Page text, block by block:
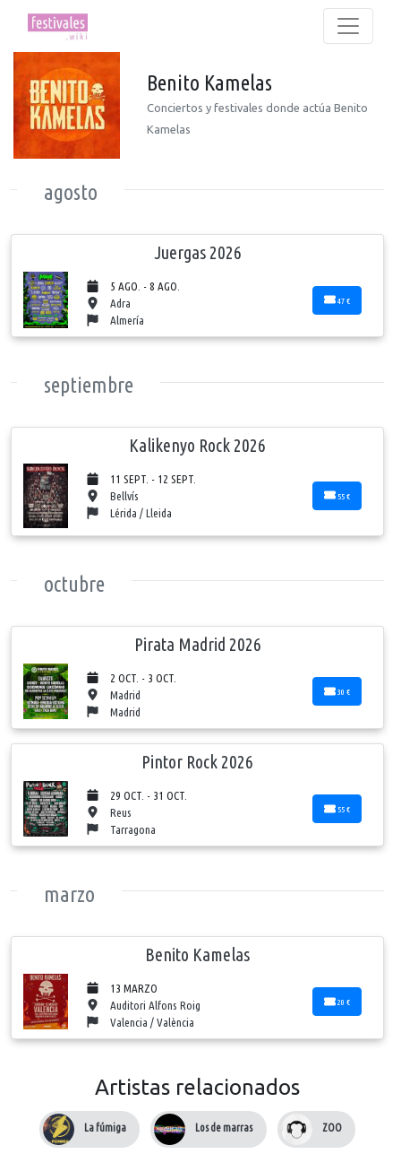
Benito Kamelas
Conciertos y festivales donde actúa Benito
Kamelas
agosto
Juergas 2026
5 AGO. - 8 AGO.
Adra
Almería
47 €
septiembre
Kalikenyo Rock 2026
11 SEPT. - 12 SEPT.
Bellvís
Lérida / Lleida
55 €
octubre
Pirata Madrid 2026
2 OCT. - 3 OCT.
Madrid
Madrid
30 €
Pintor Rock 2026
29 OCT. - 31 OCT.
Reus
Tarragona
55 €
marzo
Benito Kamelas
13 MARZO
Auditori Alfons Roig
Valencia / València
20 €
Artistas relacionados
La fúmiga Los de marras ZOO